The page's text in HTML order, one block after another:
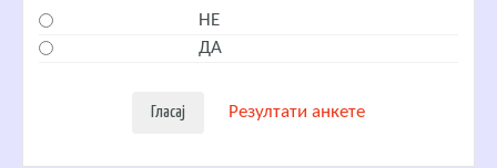
НЕ
ДА
Резултати анкете